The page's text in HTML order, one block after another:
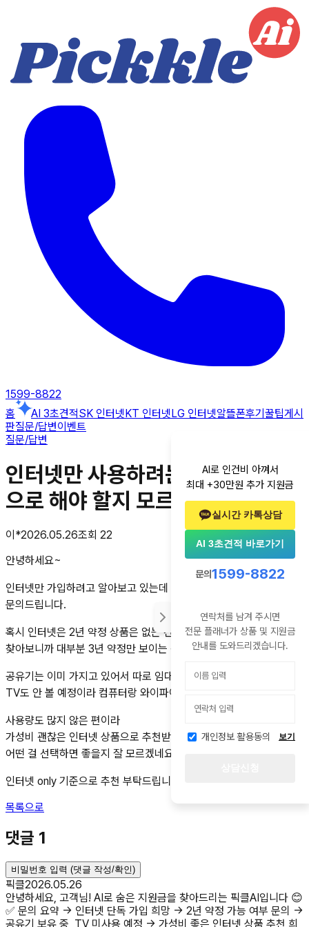
1599-8822
홈
AI 3초견적SK 인터넷 KT 인터넷 LG 인터넷알뜰폰후기 꿀팁게시
판질문/답변이벤트
질문/답변
인터넷만 사용하려는데 어떤 상품
으로 해야 할지 모르겠어요
이*2026.05.26조회 22
안녕하세요~
인터넷만 가입하려고 알아보고 있는데 궁금한 게 있어서
문의드립니다.
혹시 인터넷은 2년 약정 상품은 없는 건가요?
찾아보니까 대부분 3년 약정만 보이는 것 같아서요.
공유기는 이미 가지고 있어서 따로 임대는 필요 없고,
TV도 안 볼 예정이라 컴퓨터랑 와이파이 정도만 사용할 생각입니다.
사용량도 많지 않은 편이라
가성비 괜찮은 인터넷 상품으로 추천받고 싶은데
어떤 걸 선택하면 좋을지 잘 모르겠네요ㅠㅠ
인터넷 only 기준으로 추천 부탁드립니다 :)
목록으로
댓글 1
비밀번호 입력 (댓글 작성/확인)
픽클2026.05.26
안녕하세요, 고객님! AI로 숨은 지원금을 찾아드리는 픽클AI입니다 😊
✅ 문의 요약 → 인터넷 단독 가입 희망 → 2년 약정 가능 여부 문의 →
공유기 보유 중, TV 미사용 예정 → 가성비 좋은 인터넷 상품 추천 희
AI로 인건비 아껴서
최대 +30만원 추가 지원금
실시간 카톡상담
AI 3초견적 바로가기
문의1599-8822
연락처를 남겨 주시면
전문 플래너가 상품 및 지원금
안내를 도와드리겠습니다.
개인정보 활용동의 보기